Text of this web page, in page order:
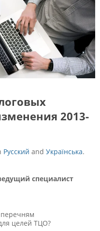
2013-
Русский and Українська.
специалист
целей ТЦО?